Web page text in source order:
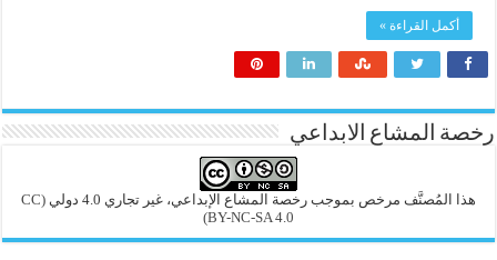
أكمل القراءة »
رخصة المشاع الابداعي
هذا المُصنَّف مرخص بموجب رخصة المشاع الإبداعي، غير تجاري 4.0 دولي
(CC
BY-NC-SA 4.0)